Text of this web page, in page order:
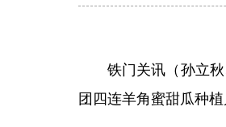
铁门关讯（ 孙立
团四连羊角蜜甜瓜种